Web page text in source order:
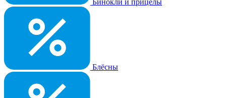
Бинокли и прицелы
Блёсны